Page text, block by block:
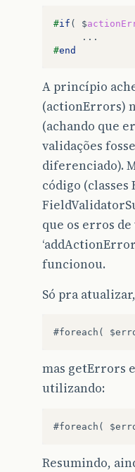
#if ( $
     ...
#end
A princípio
(actionErrors)
(achando que
validações
diferenciado).
código
que os erros
funcionou.
Só pra
mas getErrors
utilizando:
Resumindo,